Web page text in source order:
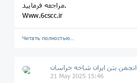
مراجعه فرمایید.
Www.6cscc.ir
Читать полностью…
انجمن بتن ایران شاخه خراسان
21 May 2025 15:46